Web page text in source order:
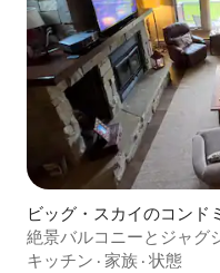
ビッグ・スカイのコンド
絶景バルコニーとジャグ
ディックスキー場に隣接）
キッチン · 家族 · 状態